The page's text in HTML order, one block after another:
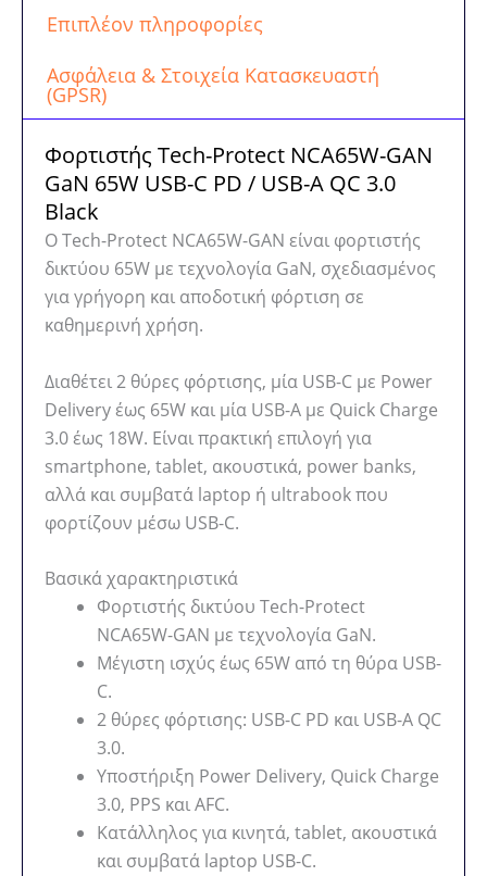
USB-
A
Black
ποσότητα
Επιπλέον πληροφορίες
Ασφάλεια & Στοιχεία Κατασκευαστή
(GPSR)
Φορτιστής Tech-Protect NCA65W-GAN
GaN 65W USB-C PD / USB-A QC 3.0
Black
Ο Tech-Protect NCA65W-GAN είναι φορτιστής
δικτύου 65W με τεχνολογία GaN, σχεδιασμένος
για γρήγορη και αποδοτική φόρτιση σε
καθημερινή χρήση.
Διαθέτει 2 θύρες φόρτισης, μία USB-C με Power
Delivery έως 65W και μία USB-A με Quick Charge
3.0 έως 18W. Είναι πρακτική επιλογή για
smartphone, tablet, ακουστικά, power banks,
αλλά και συμβατά laptop ή ultrabook που
φορτίζουν μέσω USB-C.
Βασικά χαρακτηριστικά
Φορτιστής δικτύου Tech-Protect
NCA65W-GAN με τεχνολογία GaN.
Μέγιστη ισχύς έως 65W από τη θύρα USB-
C.
2 θύρες φόρτισης: USB-C PD και USB-A QC
3.0.
Υποστήριξη Power Delivery, Quick Charge
3.0, PPS και AFC.
Κατάλληλος για κινητά, tablet, ακουστικά
και συμβατά laptop USB-C.